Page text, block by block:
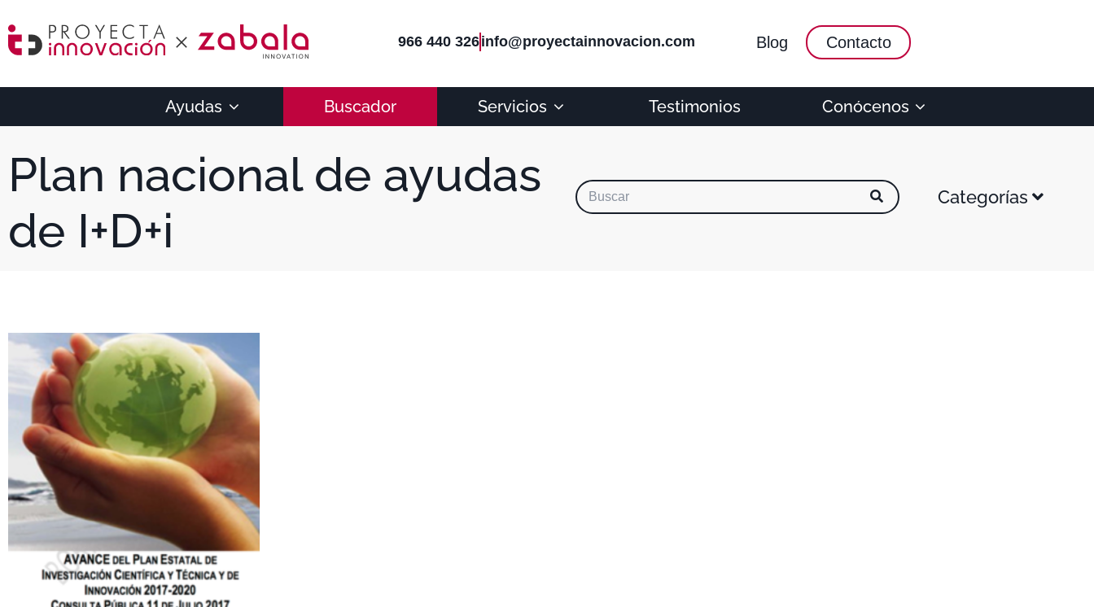
966 440 326info@proyectainnovacion.com Blog Contacto
Ayudas Buscador Servicios Testimonios Conócenos
Plan nacional de ayudas
de I+D+i
Categorías